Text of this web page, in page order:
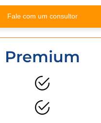
Fale com um consultor
Premium